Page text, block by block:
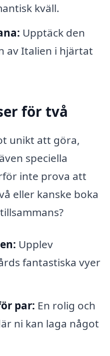
kväll.
Upptäck den
av Italien i hjärtat
för två
unikt att göra,
speciella
inte prova att
eller kanske boka
Upplev
fantastiska vyer
par: En rolig och
ni kan laga något